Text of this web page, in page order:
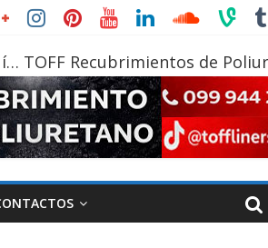
TOFF Recubrimientos de